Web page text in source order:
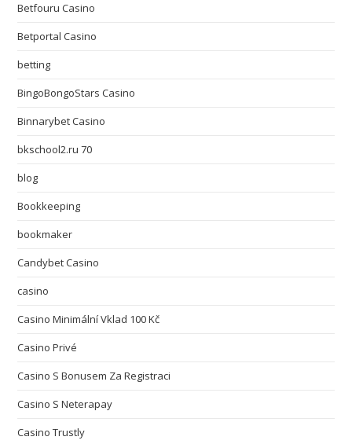
Betfouru Casino
Betportal Casino
betting
BingoBongoStars Casino
Binnarybet Casino
bkschool2.ru 70
blog
Bookkeeping
bookmaker
Candybet Casino
casino
Casino Minimální Vklad 100 Kč
Casino Privé
Casino S Bonusem Za Registraci
Casino S Neterapay
Casino Trustly